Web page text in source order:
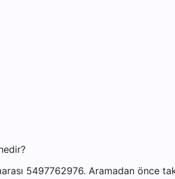
5497762976. Aramadan önce